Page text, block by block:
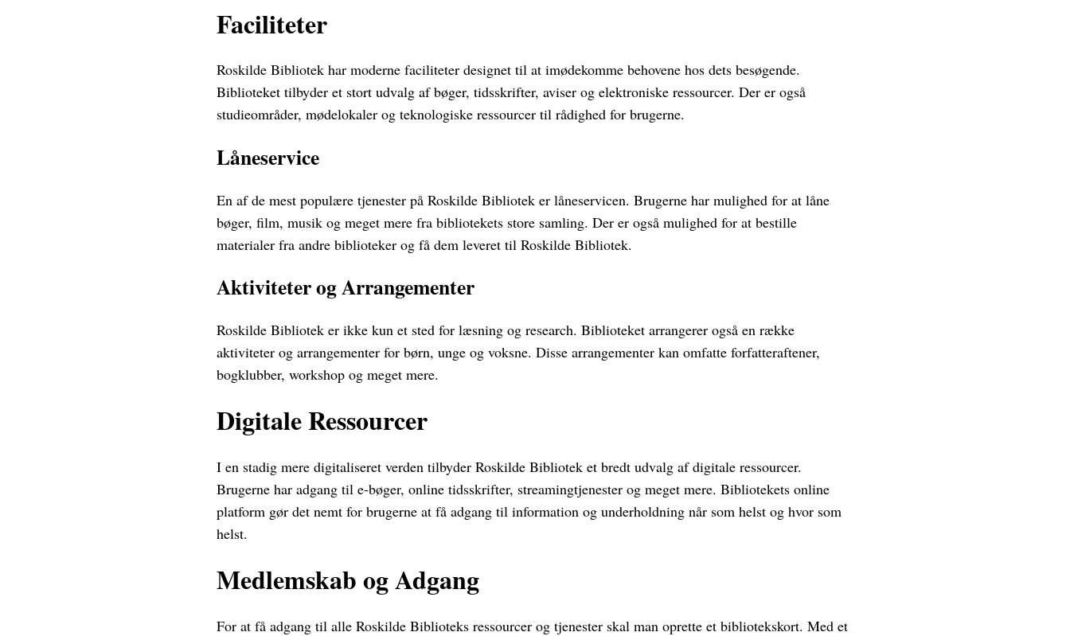
Faciliteter
Roskilde Bibliotek har moderne faciliteter designet til at imødekomme behovene hos dets besøgende.
Biblioteket tilbyder et stort udvalg af bøger, tidsskrifter, aviser og elektroniske ressourcer. Der er også
studieområder, mødelokaler og teknologiske ressourcer til rådighed for brugerne.
Låneservice
En af de mest populære tjenester på Roskilde Bibliotek er låneservicen. Brugerne har mulighed for at låne
bøger, film, musik og meget mere fra bibliotekets store samling. Der er også mulighed for at bestille
materialer fra andre biblioteker og få dem leveret til Roskilde Bibliotek.
Aktiviteter og Arrangementer
Roskilde Bibliotek er ikke kun et sted for læsning og research. Biblioteket arrangerer også en række
aktiviteter og arrangementer for børn, unge og voksne. Disse arrangementer kan omfatte forfatteraftener,
bogklubber, workshop og meget mere.
Digitale Ressourcer
I en stadig mere digitaliseret verden tilbyder Roskilde Bibliotek et bredt udvalg af digitale ressourcer.
Brugerne har adgang til e-bøger, online tidsskrifter, streamingtjenester og meget mere. Bibliotekets online
platform gør det nemt for brugerne at få adgang til information og underholdning når som helst og hvor som
helst.
Medlemskab og Adgang
For at få adgang til alle Roskilde Biblioteks ressourcer og tjenester skal man oprette et bibliotekskort. Med et